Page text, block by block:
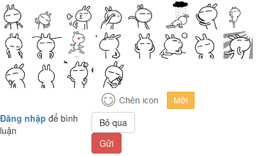
Đăng nhập để bình
luận
Bỏ qua
Gửi